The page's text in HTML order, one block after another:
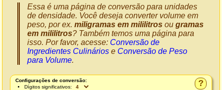
Essa é uma página de conversão para unidades
de densidade. Você deseja converter volume em
peso, por ex. miligramas em mililitros ou gramas
em mililitros? Também temos uma página para
isso. Por favor, acesse: Conversão de
Ingredientes Culinários e Conversão de Peso
para Volume.
?
Configurações de conversão:
Dígitos significativos: